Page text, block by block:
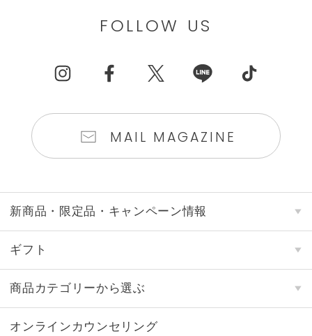
FOLLOW US
MAIL MAGAZINE
新商品・限定品・キャンペーン情報
ギフト
商品カテゴリーから選ぶ
オンラインカウンセリング